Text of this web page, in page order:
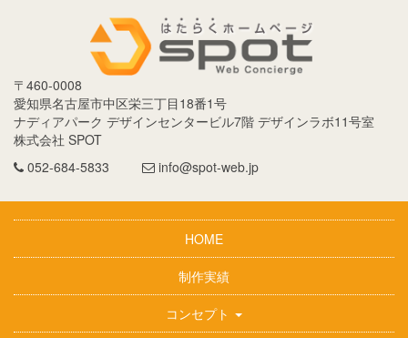
〒 460-0008
愛知県名古屋市中区栄三丁目18番1号
ナディアパーク デザインセンタービル7階 デザインラボ11号室
株式会社 SPOT
052-684-5833
info@spot-web.jp
HOME
制作実績
コンセプト